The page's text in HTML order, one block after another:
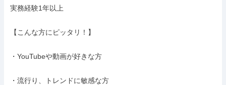
実務経験1年以上
【こんな方にピッタリ！】
・YouTubeや動画が好きな方
・流行り、トレンドに敏感な方